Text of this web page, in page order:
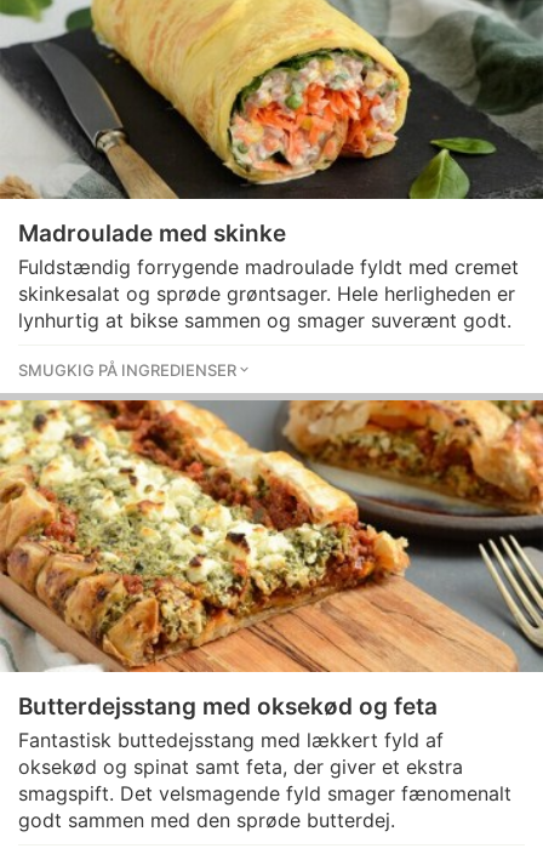
Madroulade med skinke
Fuldstændig forrygende madroulade fyldt med cremet
skinkesalat og sprøde grøntsager. Hele herligheden er
lynhurtig at bikse sammen og smager suverænt godt.
SMUGKIG PÅ INGREDIENSER
Butterdejsstang med oksekød og feta
Fantastisk buttedejsstang med lækkert fyld af
oksekød og spinat samt feta, der giver et ekstra
smagspift. Det velsmagende fyld smager fænomenalt
godt sammen med den sprøde butterdej.